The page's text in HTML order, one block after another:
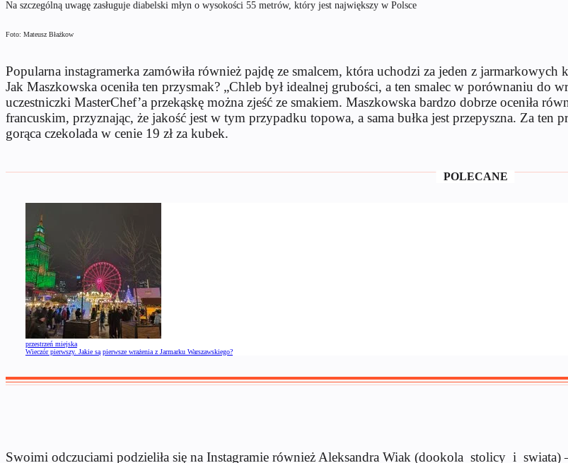
Na szczególną uwagę zasługuje diabelski młyn o wysokości 55 metrów, który jest największy w Polsce
Foto: Mateusz Błażkow
Popularna instagramerka zamówiła również pajdę ze smalcem, która uchodzi za jeden z
Jak Maszkowska oceniła ten przysmak? „Chleb był idealnej grubości, a ten smalec w porównaniu do
uczestniczki MasterChef’a przekąskę można zjeść ze smakiem. Maszkowska bardzo dobrze oceniła
francuskim, przyznając, że jakość jest w tym przypadku topowa, a sama bułka jest przepyszna. Za ten
gorąca czekolada w cenie 19 zł za kubek.
POLECANE
przestrzeń miejska
Wieczór pierwszy. Jakie są pierwsze wrażenia z Jarmarku Warszawskiego?
Swoimi odczuciami podzieliła się na Instagramie również Aleksandra Wiak